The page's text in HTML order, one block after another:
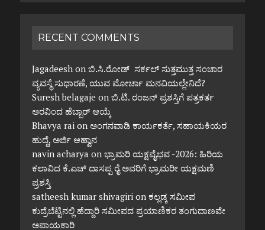
RECENT COMMENTS
Jagadeeshon ಬಿ.ಸಿ.ರೋಡ್ ಸರ್ಕಲ್ ಸುತ್ತಮುತ್ತ ಸಂಚಾರ
ವ್ಯವಸ್ಥೆ ಸುಧಾರಣೆ, ಯುವ ಮೋರ್ಚಾ ಮನವಿಯಲ್ಲೇನಿದೆ?
Suresh belagaje on ಬಿ.ಟಿ. ರಂಜನ್ ಪ್ರಶಸ್ತಿಗೆ ಪತ್ರಕರ್ತ
ಅರವಿಂದ ಹೆಬ್ಬಾರ್ ಆಯ್ಕೆ
Bhavya raion ಅಂಗನವಾಡಿ ಕಾರ್ಯಕರ್ತೆ, ಸಹಾಯಕಿಯರ
ಹುದ್ದೆ, ಅರ್ಜಿ ಆಹ್ವಾನ
navin acharya on ಭ್ರಾಮರಿ ಯಕ್ಷವೈಭವ -2026: ಹಿರಿಯ
ಕಲಾವಿದ ಕೆ.ಎಚ್ ದಾಸಪ್ಪ ರೈ ಅವರಿಗೆ ಭ್ರಾಮರೀ ಯಕ್ಷಮಣಿ
ಪ್ರಶಸ್ತಿ
satheesh kumar shivagirion ಕಲ್ಲಡ್ಕ ಸಮೀಪ
ಕುದ್ರೆಬೆಟ್ಟಿನಲ್ಲಿ ಹೆದ್ದಾರಿ ಸಮೀಪದ ಪ್ರಯಾಣಿಕರ ತಂಗುದಾಣವೇ
ಅಪಾಯಕಾರಿ